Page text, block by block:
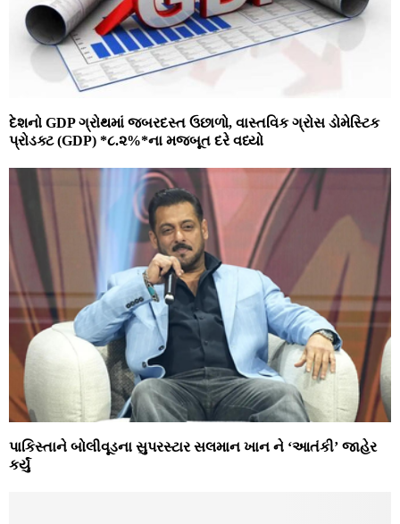
દેશનો GDP ગ્રોથમાં જબરદસ્ત ઉછાળો, વાસ્તવિક ગ્રોસ ડોમેસ્ટિક
પ્રોડક્ટ (GDP) *૮.૨%*ના મજબૂત દરે વધ્યો
પાકિસ્તાને બોલીવૂડના સુપરસ્ટાર સલમાન ખાન ને ‘આતંકી’ જાહેર
કર્યું